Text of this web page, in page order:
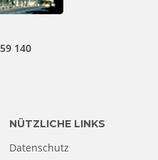
140
NÜTZLICHE LINKS
Datenschutz